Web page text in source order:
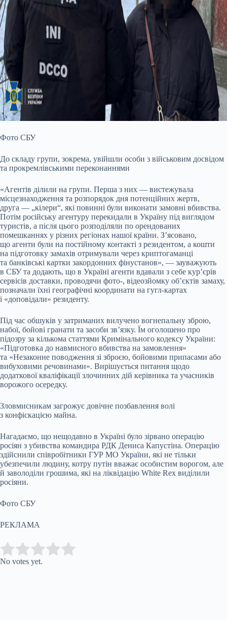
Фото СБУ
До складу групи, зокрема, увійшли особи з військовим досвідом
та прокремлівськими переконаннями
«Агентів ділили на групи. Перша з них — вистежувала
місцезнаходження та розпорядок дня потенційних жертв,
друга — „кілери“, які повинні були виконати замовні вбивства.
Потім російську агентуру перекидали в Україну під виглядом
туристів, а після цього розподіляли по орендованих
помешканнях у різних регіонах нашої країни. З’ясовано,
що агенти були на постійному контакті з резидентом, а кошти
на підготовку замахів отримували через криптогаманці
та банківські картки закордонних фінустанов», — зауважують
в СБУ та додають, що в Україні агенти вдавали з себе кур’єрів
сервісів доставки, проводячи фото-, відеозйомку об’єктів замаху,
позначали їхні географічні координати на гугл-картах
і «доповідали» резиденту.
Під час обшуків у затриманих вилучено вогнепальну зброю,
набої, бойові гранати та засоби зв’язку. Їм оголошено про
підозру за кількома статтями Кримінального кодексу України:
«Підготовка до навмисного вбивства на замовлення»
та «Незаконне поводження зі зброєю, бойовими припасами або
вибуховими речовинами». Вирішується питання щодо
додаткової кваліфікації злочинних дій керівника та учасників
ворожого осередку.
Зловмисникам загрожує довічне позбавлення волі
з конфіскацією майна.
Нагадаємо, що нещодавно в Україні було зірвано операцію
росіян з убивства командира РДК Дениса Капустіна. Операцію
здійснили співробітники ГУР МО України, які не тільки
убезпечили людину, котру путін вважає особистим ворогом, але
й заволоділи грошима, які на ліквідацію White Rex виділили
росіяни.
Фото СБУ
РЕКЛАМА
Rate this item:
No votes yet.